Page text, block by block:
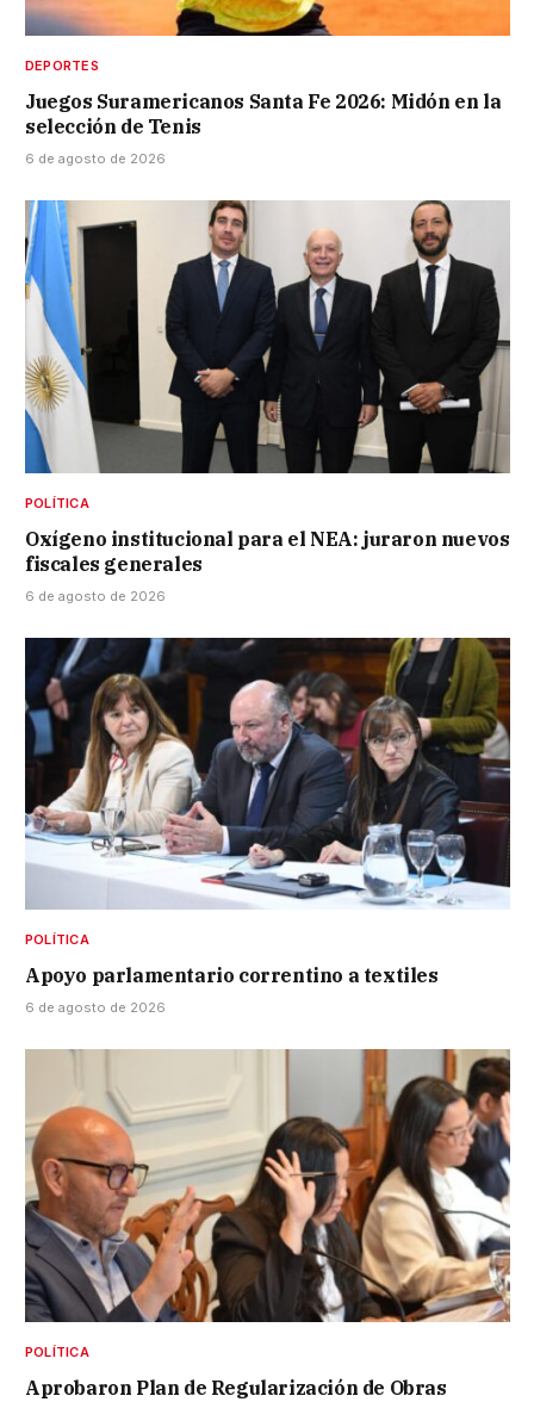
DEPORTES
Juegos Suramericanos Santa Fe 2026: Midón en la
selección de Tenis
6 de agosto de 2026
POLÍTICA
Oxígeno institucional para el NEA: juraron nuevos
fiscales generales
6 de agosto de 2026
POLÍTICA
Apoyo parlamentario correntino a textiles
6 de agosto de 2026
POLÍTICA
Aprobaron Plan de Regularización de Obras